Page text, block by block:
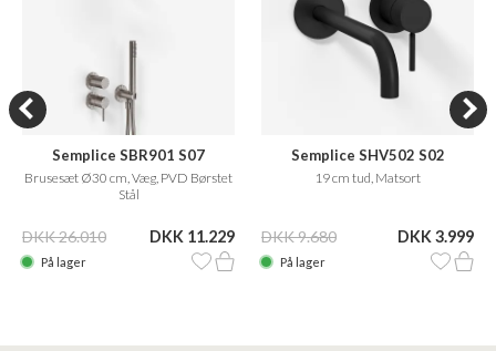
Semplice SBR901 S07
Brusesæt Ø30 cm, Væg, PVD Børstet
Stål
DKK 26.010 DKK 11.229
På lager
Semplice SHV502 S02
19 cm tud, Matsort
DKK 9.680 DKK 3.999
På lager